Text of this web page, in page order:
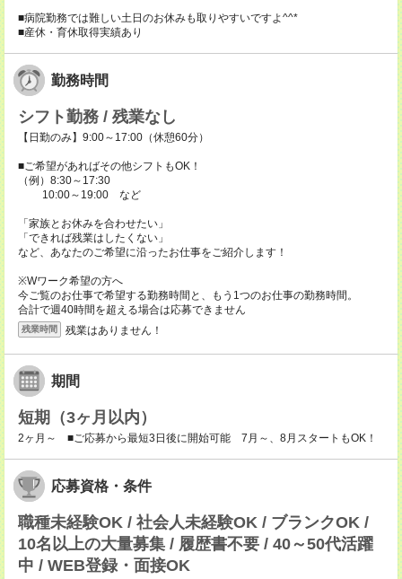
■病院勤務では難しい土日のお休みも取りやすいですよ^^*
■産休・育休取得実績あり
勤務時間
シフト勤務 / 残業なし
【日勤のみ】9:00～17:00（休憩60分）
■ご希望があればその他シフトもOK！
（例）8:30～17:30
10:00～19:00 など
「家族とお休みを合わせたい」
「できれば残業はしたくない」
など、あなたのご希望に沿ったお仕事をご紹介します！
※Wワーク希望の方へ
今ご覧のお仕事で希望する勤務時間と、もう1つのお仕事の勤務時間。
合計で週40時間を超える場合は応募できません
残業時間 残業はありません！
期間
短期（3ヶ月以内）
2ヶ月～ ■ご応募から最短3日後に開始可能 7月～、8月スタートもOK！
応募資格・条件
職種未経験OK / 社会人未経験OK / ブランクOK /
10名以上の大量募集 / 履歴書不要 / 40～50代活躍
中 / WEB登録・面接OK